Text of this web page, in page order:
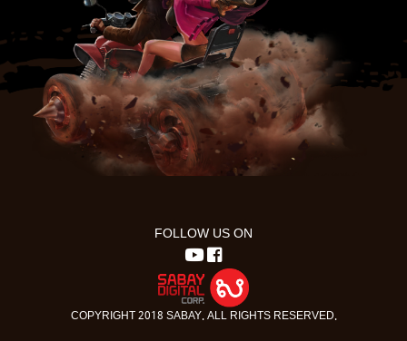
FOLLOW US ON
COPYRIGHT 2018 SABAY. ALL RIGHTS RESERVED.